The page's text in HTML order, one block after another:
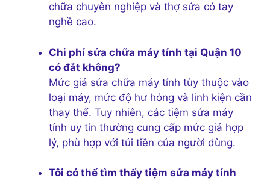
chữa chuyên nghiệp và thợ sửa có tay
nghề cao.
Chi phí sửa chữa máy tính tại Quận 10
có đắt không?
Mức giá sửa chữa máy tính tùy thuộc vào
loại máy, mức độ hư hỏng và linh kiện cần
thay thế. Tuy nhiên, các tiệm sửa máy
tính uy tín thường cung cấp mức giá hợp
lý, phù hợp với túi tiền của người dùng.
Tôi có thể tìm thấy tiệm sửa máy tính